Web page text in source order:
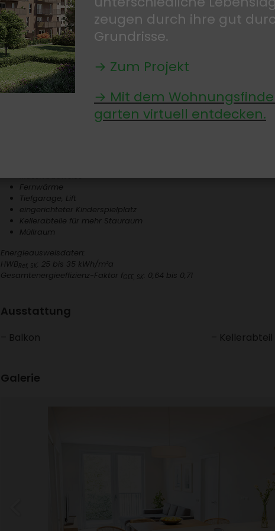
Keller­ab­teile für mehr Stau­raum
Müll­raum
Ener­gie­aus­weis­daten:
HWB-Wert Ref,SK: 25 bis 35 kWh/​m²a
Gesamt­ener­gie­ef­fi­zi­enz­faktor: fGEE 0,64 bis 0,71
* Preisangaben:
Laut 3. Kalku­la­tion vom 11.12.2024
zuzügl. Kauf­preis Tief­ga­rage € 31.204,00 / extra­breit € 35.953,00
Änderungen vorbe­halten!
Massiv­bau­weise
Fern­wärme
Tief­ga­rage, Lift
einge­rich­teter Kinder­spiel­platz
Keller­ab­teile für mehr Stau­raum
Müll­raum
Ener­gie­aus­weis­daten:
HWB Ref, SK
: 25 bis 35 kWh/​m²a
Gesamt­ener­gie­ef­fi­zienz-Faktor fGEE, SK : 0,64 bis 0,71
Ausstat­tung
Balkon Keller­ab­teil
Galerie
zeugen durch ihre gut
Grund­risse.
→ Zum Projekt
→ Mit dem
garten virtuell entde­cken.